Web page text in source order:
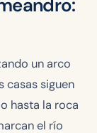
un arco
casas siguen
hasta la roca
el río